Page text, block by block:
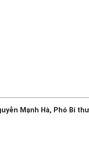
Mạnh Hà, Phó Bí